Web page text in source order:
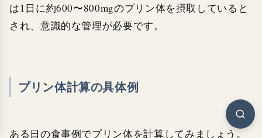
は1日に約600〜800mgのプリン体を摂取していると
され、意識的な管理が必要です。
プリン体計算の具体例
ある日の食事例でプリン体を計算してみましょう。